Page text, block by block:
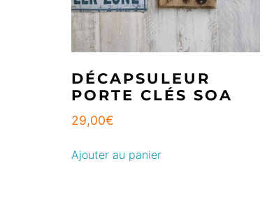
DÉCAPSULEUR
PORTE CLÉS SOA
29,00€
Ajouter au panier